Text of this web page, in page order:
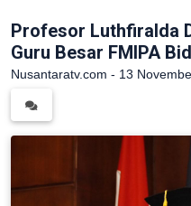
Profesor Luthfiralda
Guru Besar FMIPA
Nusantaratv.com - 13